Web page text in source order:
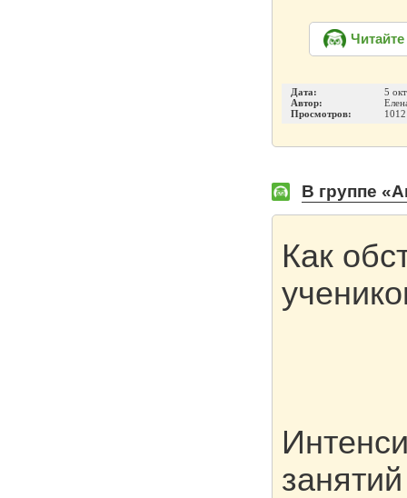
Дата:
5
Автор:
Просмотров:
1012
В группе
Как